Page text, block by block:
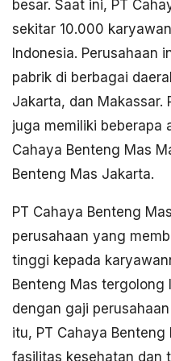
besar. Saat ini, PT
sekitar 10.000
Indonesia. Perusahaan
pabrik di berbagai
Jakarta, dan Makassar.
juga memiliki beberapa
Cahaya Benteng Mas
Benteng Mas Jakarta.
PT Cahaya Benteng
perusahaan yang
tinggi kepada
Benteng Mas
dengan gaji
itu, PT Cahaya
fasilitas kesehatan dan